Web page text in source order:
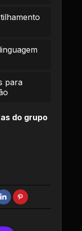
para
do grupo